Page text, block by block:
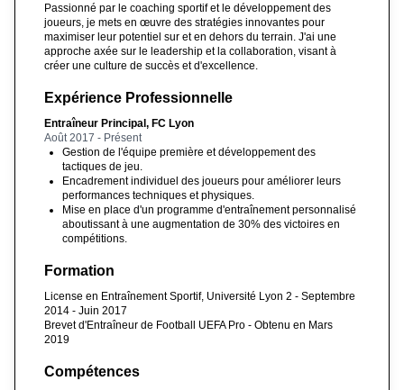
Passionné par le coaching sportif et le développement des
joueurs, je mets en œuvre des stratégies innovantes pour
maximiser leur potentiel sur et en dehors du terrain. J'ai une
approche axée sur le leadership et la collaboration, visant à
créer une culture de succès et d'excellence.
Expérience Professionnelle
Entraîneur Principal, FC Lyon
Août 2017 - Présent
Gestion de l'équipe première et développement des
tactiques de jeu.
Encadrement individuel des joueurs pour améliorer leurs
performances techniques et physiques.
Mise en place d'un programme d'entraînement personnalisé
aboutissant à une augmentation de 30% des victoires en
compétitions.
Formation
License en Entraînement Sportif, Université Lyon 2 - Septembre
2014 - Juin 2017
Brevet d'Entraîneur de Football UEFA Pro - Obtenu en Mars
2019
Compétences